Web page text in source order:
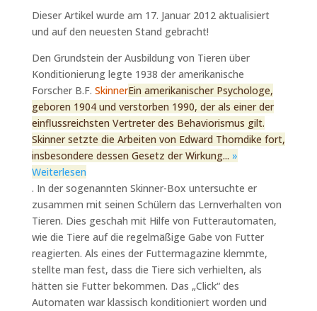
Dieser Artikel wurde am 17. Januar 2012 aktualisiert
und auf den neuesten Stand gebracht!
Den Grundstein der Ausbildung von Tieren über
Konditionierung legte 1938 der amerikanische
Forscher B.F. SkinnerEin amerikanischer Psychologe,
geboren 1904 und verstorben 1990, der als einer der
einflussreichsten Vertreter des Behaviorismus gilt.
Skinner setzte die Arbeiten von Edward Thorndike fort,
insbesondere dessen Gesetz der Wirkung... »
Weiterlesen
. In der sogenannten Skinner-Box untersuchte er
zusammen mit seinen Schülern das Lernverhalten von
Tieren. Dies geschah mit Hilfe von Futterautomaten,
wie die Tiere auf die regelmäßige Gabe von Futter
reagierten. Als eines der Futtermagazine klemmte,
stellte man fest, dass die Tiere sich verhielten, als
hätten sie Futter bekommen. Das „Click“ des
Automaten war klassisch konditioniert worden und